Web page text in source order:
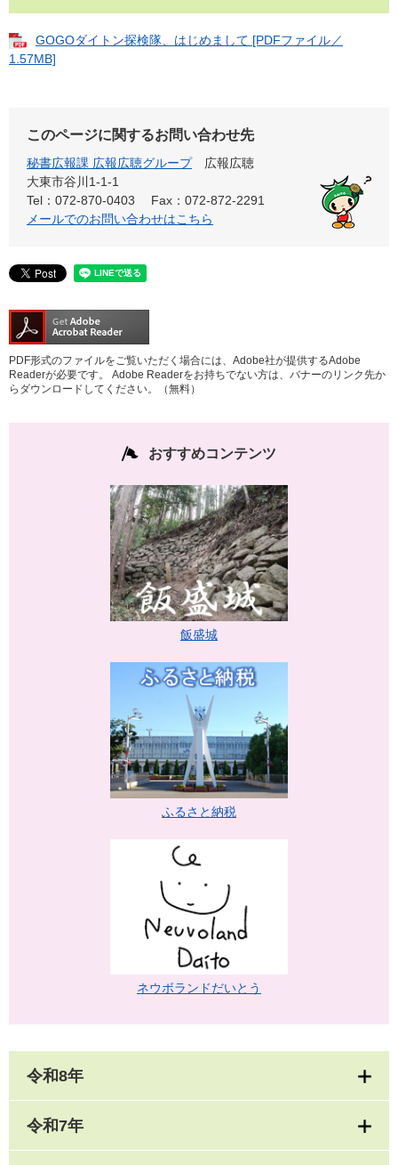
GOGOダイトン探検隊、はじめまして [PDFファイル／
1.57MB]
このページに関するお問い合わせ先
秘書広報課 広報広聴グループ
広報広聴
大東市谷川1-1-1
Tel：072-870-0403
Fax：072-872-2291
メールでのお問い合わせはこちら
PDF形式のファイルをご覧いただく場合には、Adobe社が提供するAdobe
Readerが必要です。
Adobe Readerをお持ちでない方は、バナーのリンク先か
らダウンロードしてください。（無料）
おすすめコンテンツ
飯盛城
ふるさと納税
ネウボランドだいとう
令和8年
令和7年